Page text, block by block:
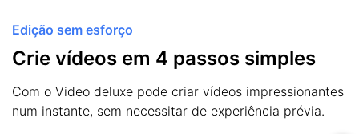
Edição sem esforço
Crie vídeos em 4 passos simples
Com o Video deluxe pode criar vídeos impressionantes
num instante, sem necessitar de experiência prévia.